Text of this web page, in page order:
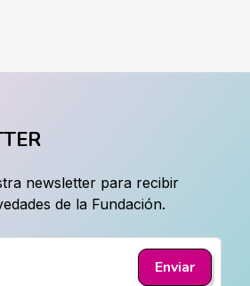
newsletter para recibir
de la Fundación.